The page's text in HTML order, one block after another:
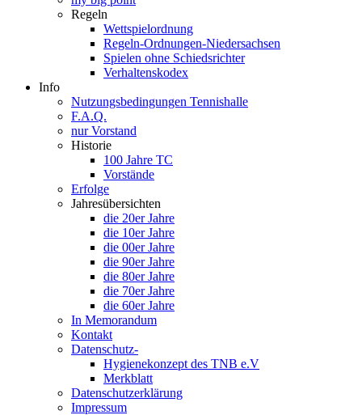
Regeln
Wettspielordnung
Regeln-Ordnungen-Niedersachsen
Spielen ohne Schiedsrichter
Verhaltenskodex
Info
Nutzungsbedingungen Tennishalle
F.A.Q.
nur Vorstand
Historie
100 Jahre TC
Vorstände
Erfolge
Jahresübersichten
die 20er Jahre
die 10er Jahre
die 00er Jahre
die 90er Jahre
die 80er Jahre
die 70er Jahre
die 60er Jahre
In Memorandum
Kontakt
Datenschutz-
Hygienekonzept des TNB e.V
Merkblatt
Datenschutzerklärung
Impressum